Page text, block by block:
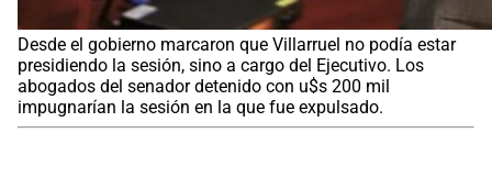
Desde el gobierno marcaron que Villarruel no podía estar
presidiendo la sesión, sino a cargo del Ejecutivo. Los
abogados del senador detenido con u$s 200 mil
impugnarían la sesión en la que fue expulsado.